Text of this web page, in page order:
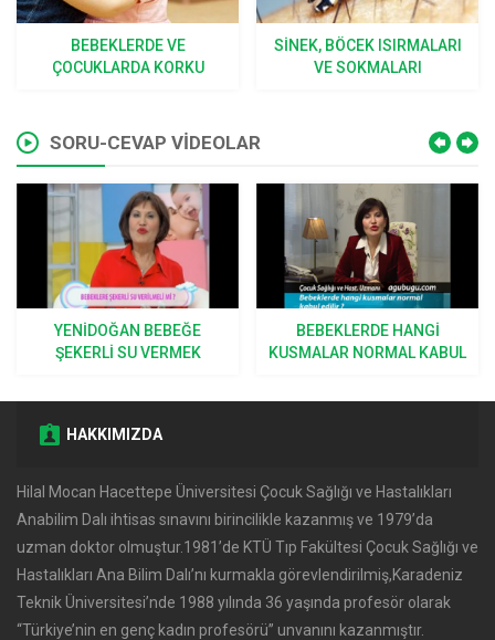
BEBEKLERDE VE
ÇOCUKLARDA KORKU
SINEK, BÖCEK ISIRMALARI
VE SOKMALARI
SORU-CEVAP VİDEOLAR
YENIDOĞAN BEBEĞE
ŞEKERLI SU VERMEK
BEBEKLERDE HANGI
KUSMALAR NORMAL KABUL
HAKKIMIZDA
Hilal Mocan Hacettepe Üniversitesi Çocuk Sağlığı ve Hastalıkları
Anabilim Dalı ihtisas sınavını birincilikle kazanmış ve 1979’da
uzman doktor olmuştur.1981’de KTÜ Tıp Fakültesi Çocuk Sağlığı ve
Hastalıkları Ana Bilim Dalı’nı kurmakla görevlendirilmiş,Karadeniz
Teknik Üniversitesi’nde 1988 yılında 36 yaşında profesör olarak
‘‘Türkiye’nin en genç kadın profesörü’’ unvanını kazanmıştır.